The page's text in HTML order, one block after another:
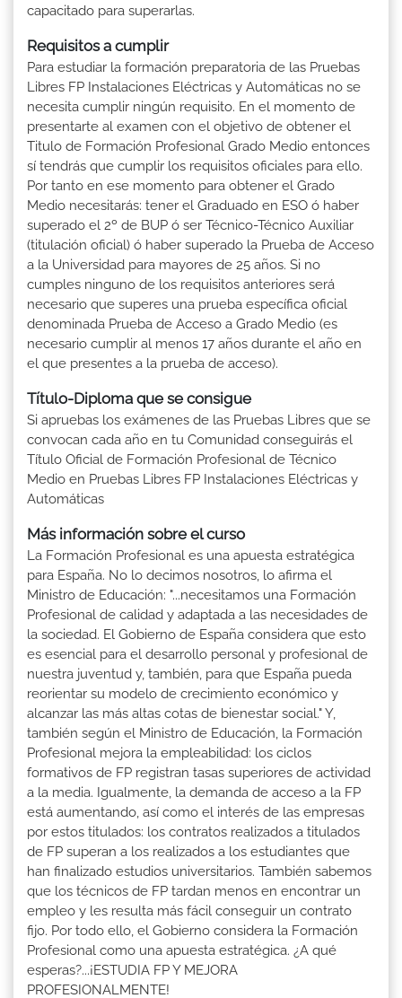
capacitado para superarlas.
Requisitos a cumplir
Para estudiar la formación preparatoria de las Pruebas
Libres FP Instalaciones Eléctricas y Automáticas no se
necesita cumplir ningún requisito. En el momento de
presentarte al examen con el objetivo de obtener el
Titulo de Formación Profesional Grado Medio entonces
sí tendrás que cumplir los requisitos oficiales para ello.
Por tanto en ese momento para obtener el Grado
Medio necesitarás: tener el Graduado en ESO ó haber
superado el 2º de BUP ó ser Técnico-Técnico Auxiliar
(titulación oficial) ó haber superado la Prueba de Acceso
a la Universidad para mayores de 25 años. Si no
cumples ninguno de los requisitos anteriores será
necesario que superes una prueba específica oficial
denominada Prueba de Acceso a Grado Medio (es
necesario cumplir al menos 17 años durante el año en
el que presentes a la prueba de acceso).
Título-Diploma que se consigue
Si apruebas los exámenes de las Pruebas Libres que se
convocan cada año en tu Comunidad conseguirás el
Título Oficial de Formación Profesional de Técnico
Medio en Pruebas Libres FP Instalaciones Eléctricas y
Automáticas
Más información sobre el curso
La Formación Profesional es una apuesta estratégica
para España. No lo decimos nosotros, lo afirma el
Ministro de Educación: "...necesitamos una Formación
Profesional de calidad y adaptada a las necesidades de
la sociedad. El Gobierno de España considera que esto
es esencial para el desarrollo personal y profesional de
nuestra juventud y, también, para que España pueda
reorientar su modelo de crecimiento económico y
alcanzar las más altas cotas de bienestar social." Y,
también según el Ministro de Educación, la Formación
Profesional mejora la empleabilidad: los ciclos
formativos de FP registran tasas superiores de actividad
a la media. Igualmente, la demanda de acceso a la FP
está aumentando, así como el interés de las empresas
por estos titulados: los contratos realizados a titulados
de FP superan a los realizados a los estudiantes que
han finalizado estudios universitarios. También sabemos
que los técnicos de FP tardan menos en encontrar un
empleo y les resulta más fácil conseguir un contrato
fijo. Por todo ello, el Gobierno considera la Formación
Profesional como una apuesta estratégica. ¿A qué
esperas?...¡ESTUDIA FP Y MEJORA
PROFESIONALMENTE!